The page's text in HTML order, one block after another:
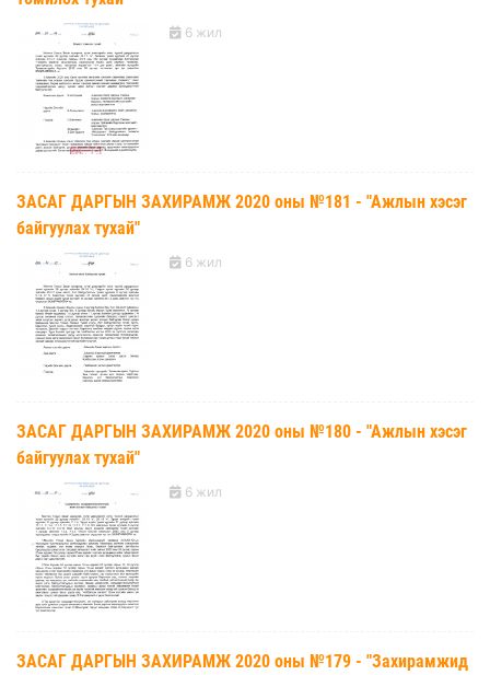
6 жил
ЗАСАГ ДАРГЫН ЗАХИРАМЖ 2020 оны №181 - "Ажлын хэсэг
байгуулах тухай"
6 жил
ЗАСАГ ДАРГЫН ЗАХИРАМЖ 2020 оны №180 - "Ажлын хэсэг
байгуулах тухай"
6 жил
ЗАСАГ ДАРГЫН ЗАХИРАМЖ 2020 оны №179 - "Захирамжид